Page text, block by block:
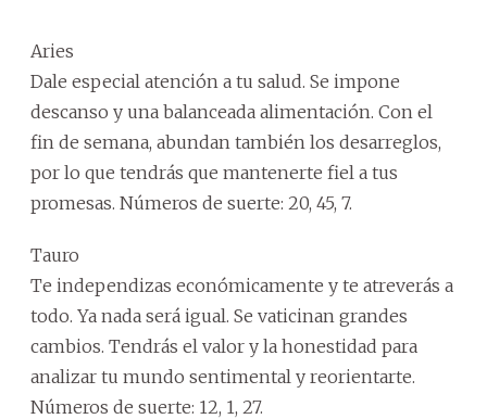
Aries
Dale especial atención a tu salud. Se impone
descanso y una balanceada alimentación. Con el
fin de semana, abundan también los desarreglos,
por lo que tendrás que mantenerte fiel a tus
promesas. Números de suerte: 20, 45, 7.
Tauro
Te independizas económicamente y te atreverás a
todo. Ya nada será igual. Se vaticinan grandes
cambios. Tendrás el valor y la honestidad para
analizar tu mundo sentimental y reorientarte.
Números de suerte: 12, 1, 27.